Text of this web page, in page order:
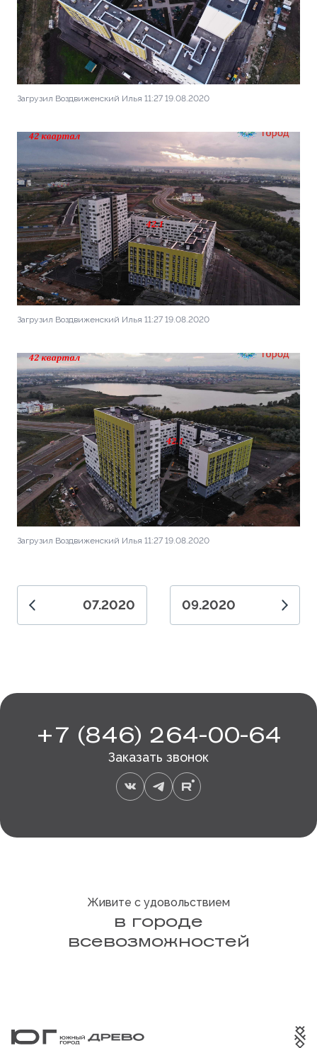
Загрузил Воздвиженский Илья 11:27 19.08.2020
Загрузил Воздвиженский Илья 11:27 19.08.2020
Загрузил Воздвиженский Илья 11:27 19.08.2020
07.2020 09.2020
+7 (846) 264-00-64
Заказать звонок
Живите с удовольствием
в городе
всевозможностей